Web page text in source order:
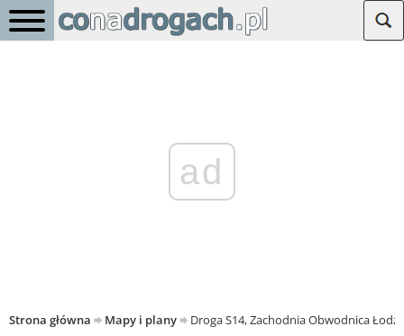
ad
Strona główna Mapy i plany Droga S14, Zachodnia Obwodnica